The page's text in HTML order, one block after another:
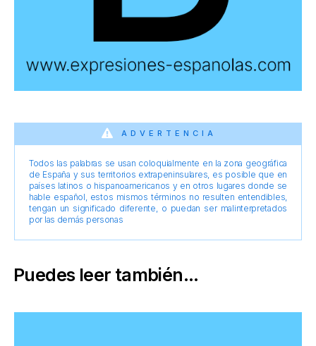
ADVERTENCIA
Todos las palabras se usan coloquialmente en la zona geográfica
de España y sus territorios extrapeninsulares, es posible que en
países latinos o hispanoamericanos y en otros lugares donde se
hable español, estos mismos términos no resulten entendibles,
tengan un significado diferente, o puedan ser malinterpretados
por las demás personas
Puedes leer también...